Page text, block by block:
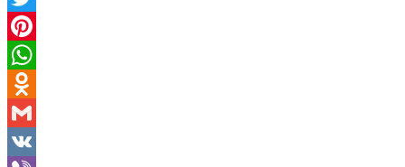
Twitter
Pinterest
WhatsApp
Odnoklassniki
Gmail